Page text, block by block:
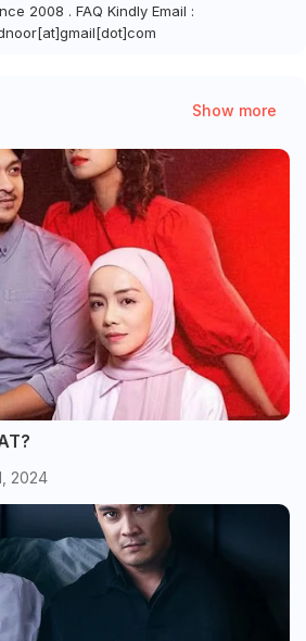
2008 . FAQ Kindly Email :
Show more
2024